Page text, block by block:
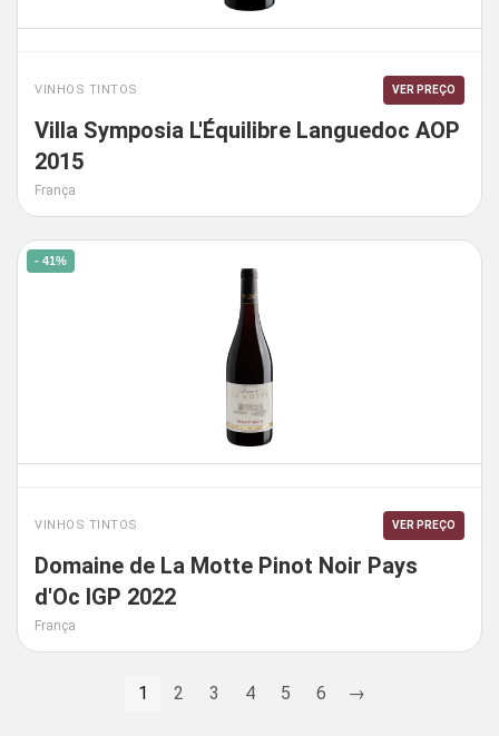
VINHOS TINTOS VER PREÇO
Villa Symposia L'Équilibre Languedoc AOP
2015
França
- 41%
VINHOS TINTOS VER PREÇO
Domaine de La Motte Pinot Noir Pays
d'Oc IGP 2022
França
1 2 3 4 5 6 →